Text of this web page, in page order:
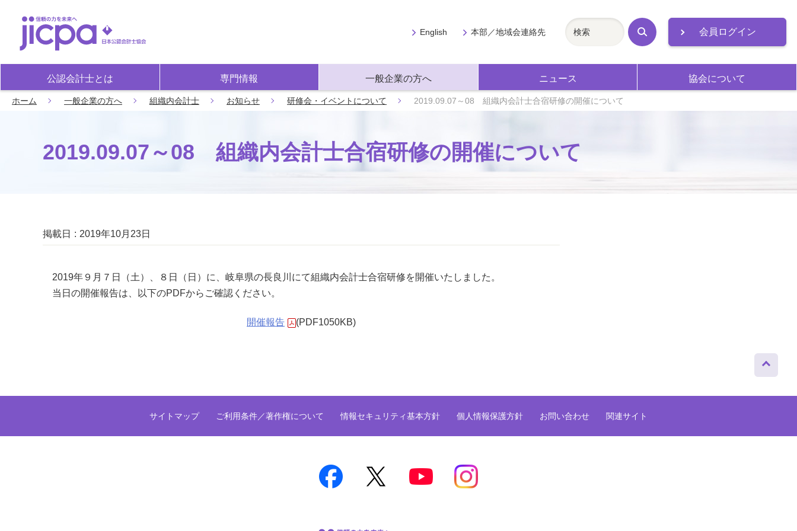
会員ログイン
公認会計士とは 専門情報 一般企業の方へ ニュース 協会について
English 本部／地域会連絡先
検
索
ホーム 一般企業の方へ 組織内会計士 お知らせ 研修会・イベントについて 2019.09.07～08 組織内会計士合宿研修の開催について
2019.09.07～08 組織内会計士合宿研修の開催について
掲載日 2019年10月23日
2019年９月７日（土）、８日（日）に、岐阜県の長良川にて組織内会計士合宿研修を開催いたしました。
当日の開催報告は、以下のPDFからご確認ください。
開催報告 (PDF1050KB)
ップへ
サイトマップ ご利用条件／著作権について 情報セキュリティ基本方針 個人情報保護方針 お問い合わせ 関連サイト